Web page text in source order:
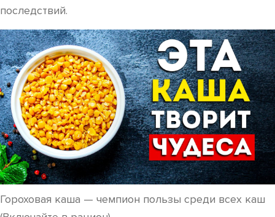
последствий.
Гороховая каша — чемпион пользы среди всех каш